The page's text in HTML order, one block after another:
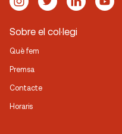
Sobre el col·legi
Què fem
Premsa
Contacte
Horaris